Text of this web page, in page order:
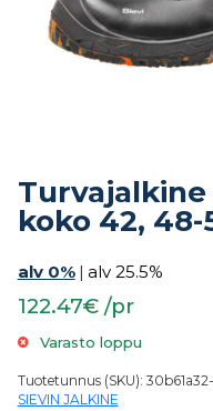
Turvajalkine
koko 42, 48-
alv 0% | alv 25.5%
122.47€ /pr
Varasto loppu
Tuotetunnus (SKU):
SIEVIN JALKINE